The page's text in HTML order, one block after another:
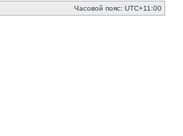
Часовой пояс: UTC+11:00